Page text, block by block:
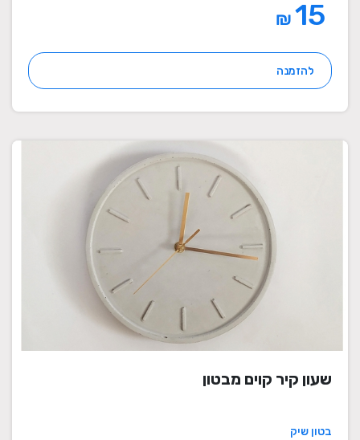
₪
להזמנה
שעון קיר קוים מבטון
בטון שיק